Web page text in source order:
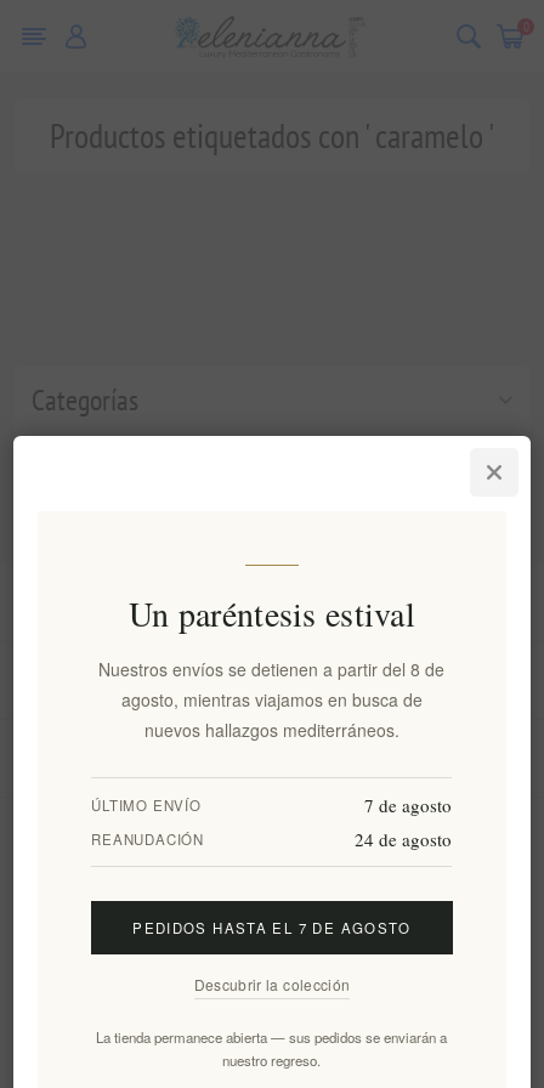
0
Categorías
Productos etiquetados con ' caramelo '
Información
Mi cuenta
Suscribirse Desuscribirse
Un paréntesis estival
Nuestros envíos se detienen a partir del 8 de
agosto, mientras viajamos en busca de
nuevos hallazgos mediterráneos.
ÚLTIMO ENVÍO 7 de agosto
REANUDACIÓN 24 de agosto
PEDIDOS HASTA EL 7 DE AGOSTO
Descubrir la colección
La tienda permanece abierta — sus pedidos se enviarán a
nuestro regreso.